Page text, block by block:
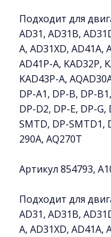
Подходит для
AD31, AD31B,
A, AD31XD, AD41A,
AD41P-A, KAD32P,
KAD43P-A,
DP-A1, DP-B, DP-
DP-D2, DP-E, DP-G,
SMTD, DP-SMTD1,
290A, AQ270T
Артикул 854793,
Подходит для
AD31, AD31B,
A, AD31XD, AD41A,